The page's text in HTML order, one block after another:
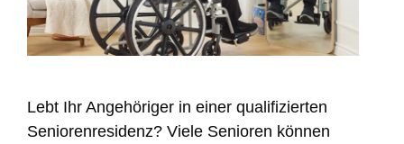
Lebt Ihr Angehöriger in einer qualifizierten
Seniorenresidenz? Viele Senioren können